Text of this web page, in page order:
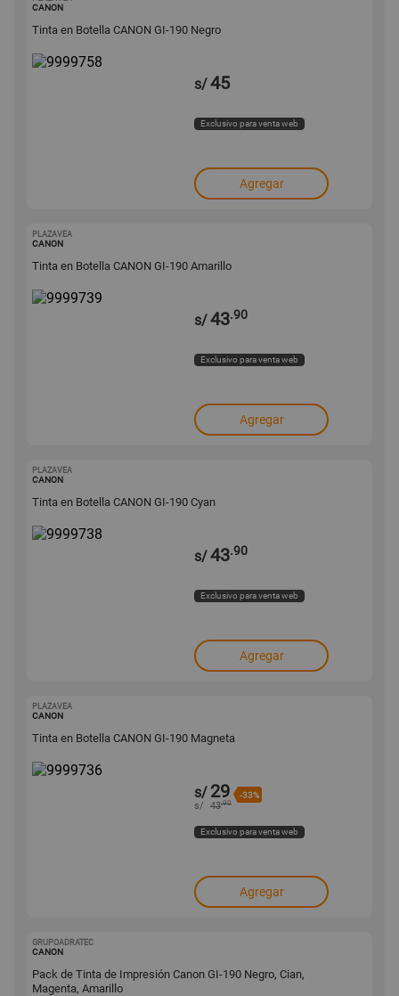
CANON
Tinta en Botella CANON GI-190 Negro
s/45
Exclusivo para venta web
Agregar
PLAZAVEA
CANON
Tinta en Botella CANON GI-190 Amarillo
s/43.90
Exclusivo para venta web
Agregar
PLAZAVEA
CANON
Tinta en Botella CANON GI-190 Cyan
s/43.90
Exclusivo para venta web
Agregar
PLAZAVEA
CANON
Tinta en Botella CANON GI-190 Magneta
s/ 29 -33%
s/ 43.90
Exclusivo para venta web
Agregar
GRUPOADRATEC
CANON
Pack de Tinta de Impresión Canon GI-190 Negro, Cian,
Magenta, Amarillo